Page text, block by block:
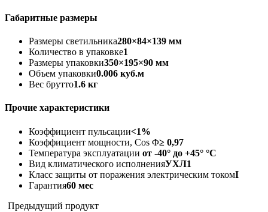
Габаритные размеры
Размеры светильника280×84×139 мм
Количество в упаковке1
Размеры упаковки350×195×90 мм
Объем упаковки0.006 куб.м
Вес брутто1.6 кг
Прочие характеристики
Коэффициент пульсации<1%
Коэффициент мощности, Cos Φ≥ 0,97
Температура эксплуатации от -40° до +45° °C
Вид климатического исполненияУХЛ1
Класс защиты от поражения электрическим токомI
Гарантия60 мес
Предыдущий продукт